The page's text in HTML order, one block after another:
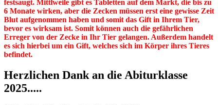
festsaugt. Mittlweile gibt es Tabletten auf dem Markt, die bis zu
6 Monate wirken, aber die Zecken müssen erst eine gewisse Zeit
Blut aufgenommen haben und somit das Gift in Ihrem Tier,
bevor es wirksam ist. Somit können auch die gefährlichen
Erreger von der Zecke in Ihr Tier gelangen. Außerdem handelt
es sich hierbei um ein Gift, welches sich im Körper ihres Tieres
befindet.
Herzlichen Dank an die Abiturklasse
2025.....